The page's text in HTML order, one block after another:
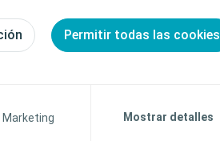
Permitir todas las cookies
Marketing Mostrar detalles
el impacto en
las